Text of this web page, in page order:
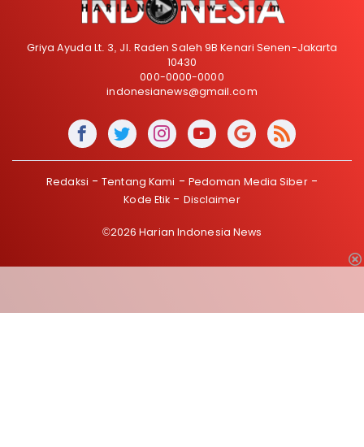
Griya Ayuda Lt. 3, Jl. Raden Saleh 9B Kenari Senen-Jakarta
10430
000-0000-0000
indonesianews@gmail.com
Redaksi Tentang Kami
Pedoman Media Siber
Kode Etik
Disclaimer
©2026 Harian Indonesia News